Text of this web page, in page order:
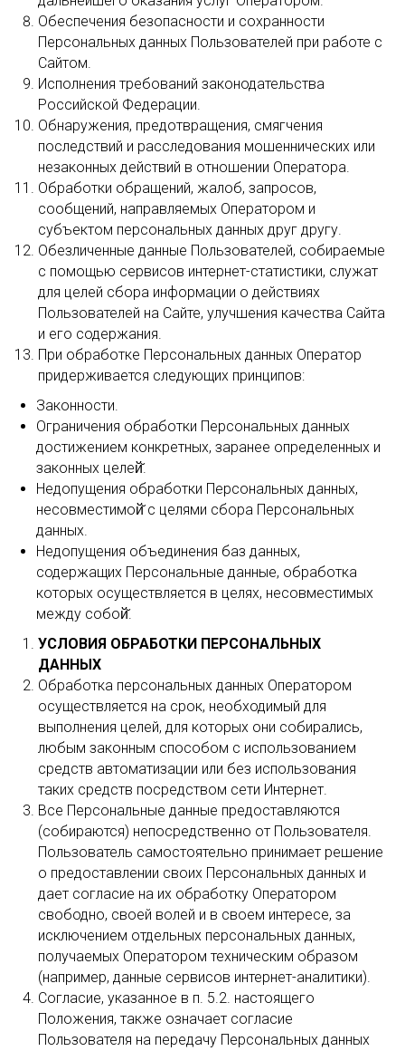
Обеспечения безопасности и сохранности
Персональных данных Пользователей при работе с
Сайтом.
Исполнения требований законодательства
Российской Федерации.
Обнаружения, предотвращения, смягчения
последствий и расследования мошеннических или
незаконных действий в отношении Оператора.
Обработки обращений, жалоб, запросов,
сообщений, направляемых Оператором и
субъектом персональных данных друг другу.
Обезличенные данные Пользователей, собираемые
с помощью сервисов интернет-статистики, служат
для целей сбора информации о действиях
Пользователей на Сайте, улучшения качества Сайта
и его содержания.
При обработке Персональных данных Оператор
придерживается следующих принципов:
Законности.
Ограничения обработки Персональных данных
достижением конкретных, заранее определенных и
законных целей̆.
Недопущения обработки Персональных данных,
несовместимой̆ с целями сбора Персональных
данных.
Недопущения объединения баз данных,
содержащих Персональные данные, обработка
которых осуществляется в целях, несовместимых
между собой̆.
УСЛОВИЯ ОБРАБОТКИ ПЕРСОНАЛЬНЫХ
ДАННЫХ
Обработка персональных данных Оператором
осуществляется на срок, необходимый для
выполнения целей, для которых они собирались,
любым законным способом с использованием
средств автоматизации или без использования
таких средств посредством сети Интернет.
Все Персональные данные предоставляются
(собираются) непосредственно от Пользователя.
Пользователь самостоятельно принимает решение
о предоставлении своих Персональных данных и
дает согласие на их обработку Оператором
свободно, своей волей и в своем интересе, за
исключением отдельных персональных данных,
получаемых Оператором техническим образом
(например, данные сервисов интернет-аналитики).
Согласие, указанное в п. 5.2. настоящего
Положения, также означает согласие
Пользователя на передачу Персональных данных